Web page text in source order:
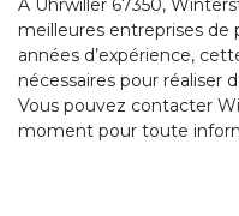
A Uhrwiller 67350,
meilleures entreprises de
années d’expérience,
nécessaires pour réaliser
Vous pouvez contacter
moment pour toute